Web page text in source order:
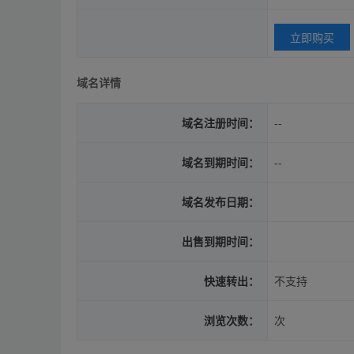
立即购买
域名详情
域名注册时间： --
域名到期时间： --
域名发布日期：
出售到期时间：
快速转出： 不支持
浏览次数： 次